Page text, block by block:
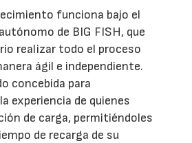
funciona bajo el
de BIG FISH, que
realizar todo el proceso
ágil e independiente.
concebida para
experiencia de quienes
de carga, permitiéndoles
de recarga de su